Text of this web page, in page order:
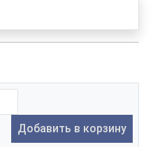
Добавить в корзину